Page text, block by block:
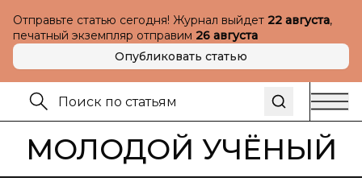
Отправьте статью сегодня! Журнал выйдет 22 августа,
печатный экземпляр отправим 26 августа
Опубликовать статью
МОЛОДОЙ УЧЁНЫЙ